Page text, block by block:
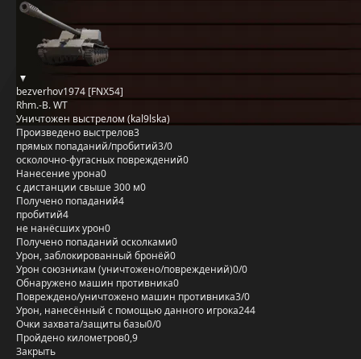
bezverhov1974 [FNX54]
Rhm.-B. WT
Уничтожен выстрелом (kal9lska)
Произведено выстрелов3
прямых попаданий/пробитий3/0
осколочно-фугасных повреждений0
Нанесение урона0
с дистанции свыше 300 м0
Получено попаданий4
пробитий4
не нанёсших урон0
Получено попаданий осколками0
Урон, заблокированный бронёй0
Урон союзникам (уничтожено/повреждений)0/0
Обнаружено машин противника0
Повреждено/уничтожено машин противника3/0
Урон, нанесённый с помощью данного игрока244
Очки захвата/защиты базы0/0
Пройдено километров0,9
Закрыть